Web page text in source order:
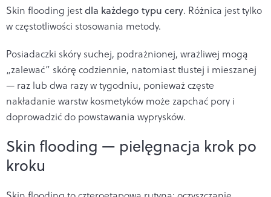
Skin flooding jestdla każdego typu cery. Różnica jest tylko
w częstotliwości stosowania metody.
Posiadaczki skóry suchej, podrażnionej, wrażliwej mogą
„zalewać” skórę codziennie, natomiast tłustej i mieszanej
— raz lub dwa razy w tygodniu, ponieważ częste
nakładanie warstw kosmetyków może zapchać pory i
doprowadzić do powstawania wyprysków.
Skin flooding — pielęgnacja krok po
kroku